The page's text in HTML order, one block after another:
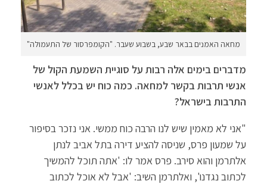
מחאה האמנים בבאר שבע, בשבוע שעבר. "הקומפרסור של התעמולה"
מדברים בימים אלה רבות על סוגיית השמעת הקול של
אנשי תרבות בקשר למחאה. כמה כוח יש בכלל לאנשי
התרבות בישראל?
"אני לא מאמין שיש לנו הרבה כוח ממשי. אני נזכר בסיפור
על שמעון פרס, שניסה להציע דירה בתל אביב לנתן
אלתרמן והוא סירב. פרס אמר לו: 'אתה תוכל להמשיך
לכתוב נגדנו', ואלתרמן השיב: 'אבל לא אוכל לכתוב